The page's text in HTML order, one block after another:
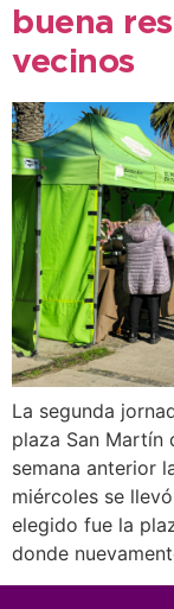
buena
vecinos
La segunda
plaza San Martín
semana anterior
miércoles se
elegido fue la
donde